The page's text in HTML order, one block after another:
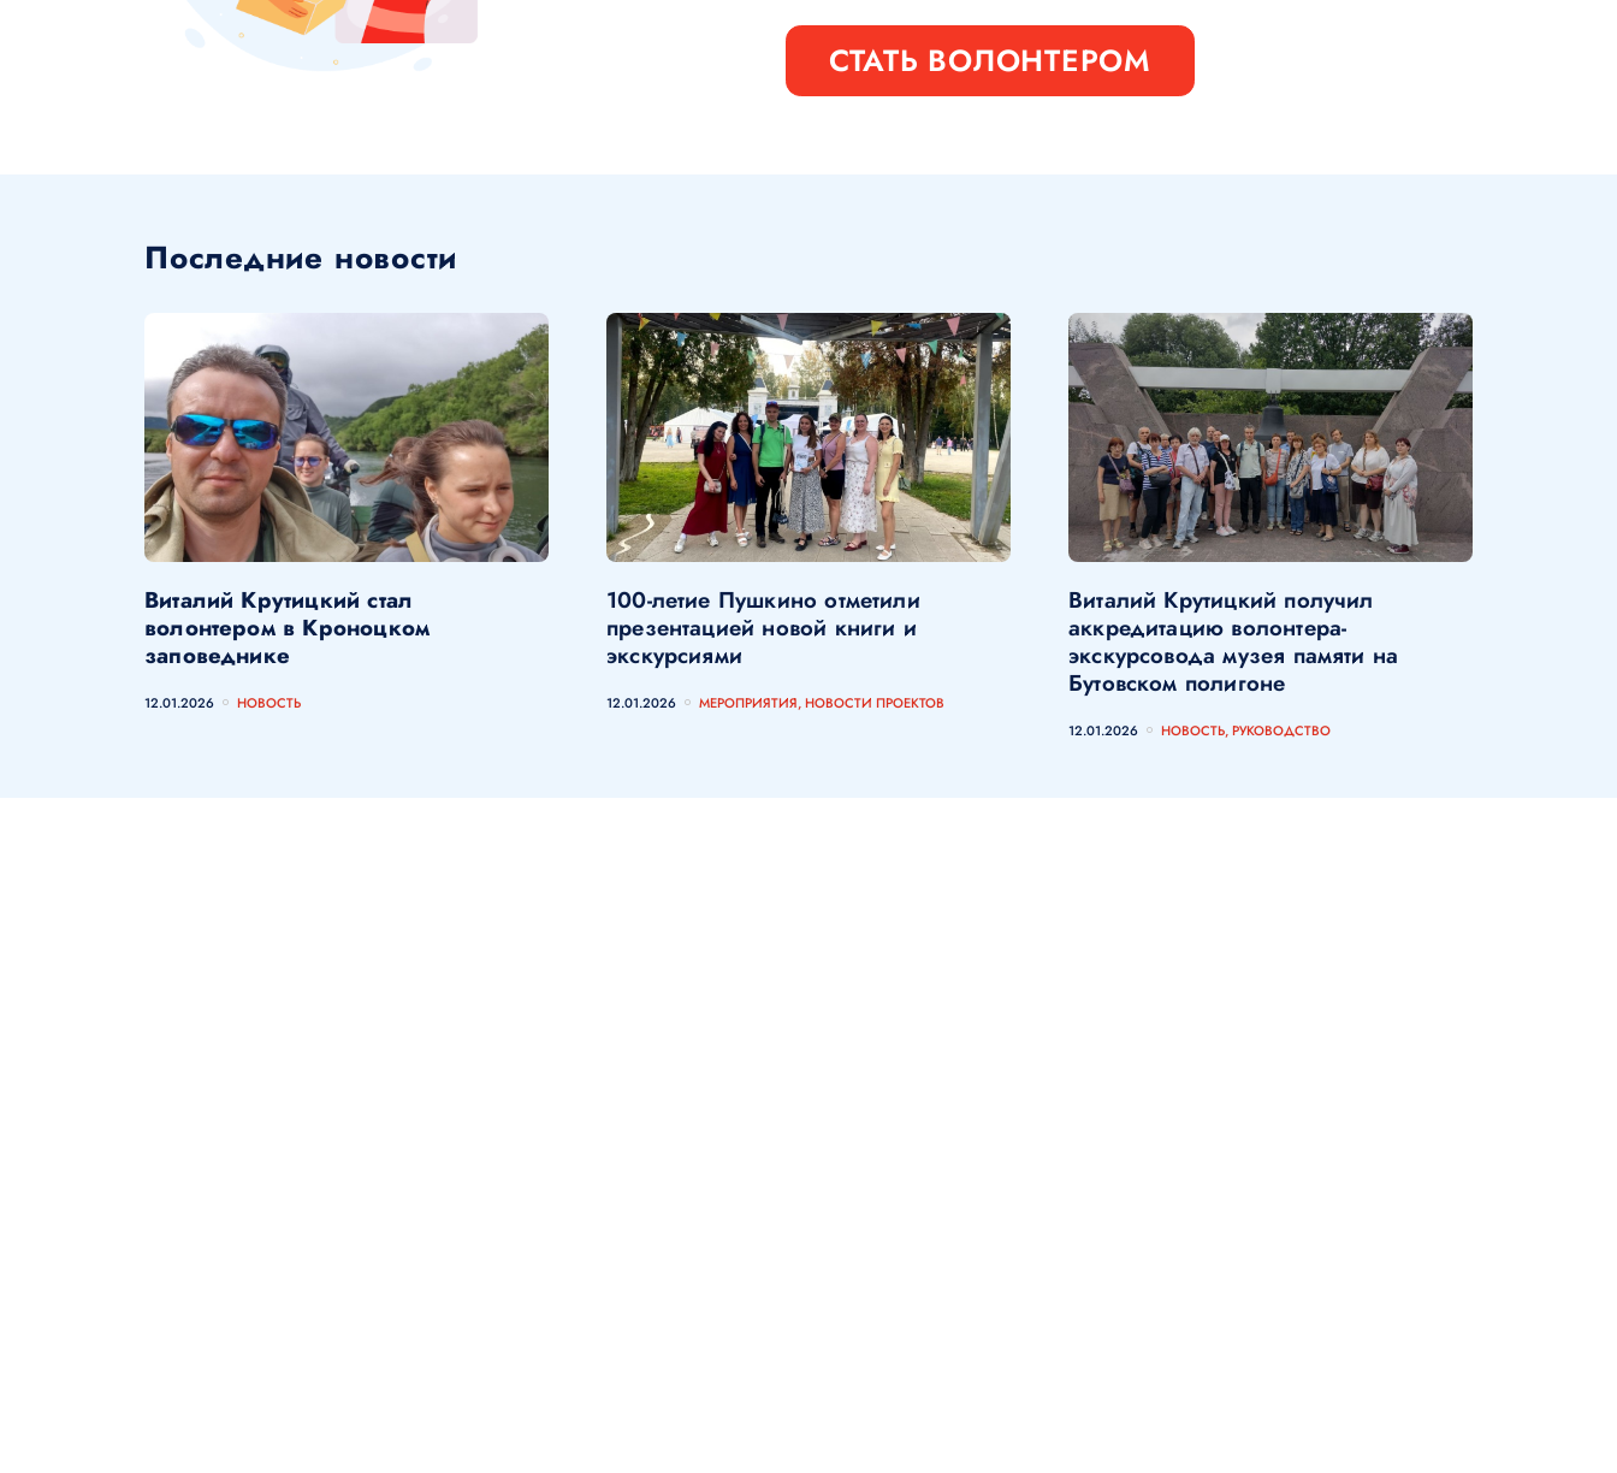
СТАТЬ ВОЛОНТЕРОМ
Последние новости
Виталий Крутицкий стал
волонтером в Кроноцком
заповеднике
12.01.2026 НОВОСТЬ
100-летие Пушкино отметили
презентацией новой книги и
экскурсиями
12.01.2026 МЕРОПРИЯТИЯ, НОВОСТИ ПРОЕКТОВ
Виталий Крутицкий получил
аккредитацию волонтера-
экскурсовода музея памяти на
Бутовском полигоне
12.01.2026 НОВОСТЬ, РУКОВОДСТВО